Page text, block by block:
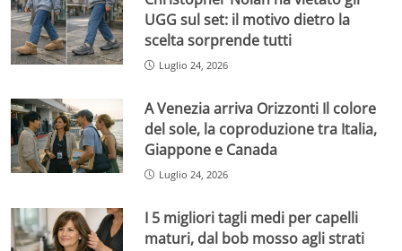
UGG sul set: il motivo dietro la
scelta sorprende tutti
Luglio 24, 2026
A Venezia arriva Orizzonti Il colore
del sole, la coproduzione tra Italia,
Giappone e Canada
Luglio 24, 2026
I 5 migliori tagli medi per capelli
maturi, dal bob mosso agli strati